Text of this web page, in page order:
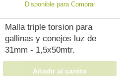
Disponible para Comprar
Malla triple torsion para
gallinas y conejos luz de
31mm - 1,5x50mtr.
Añadir al carrito